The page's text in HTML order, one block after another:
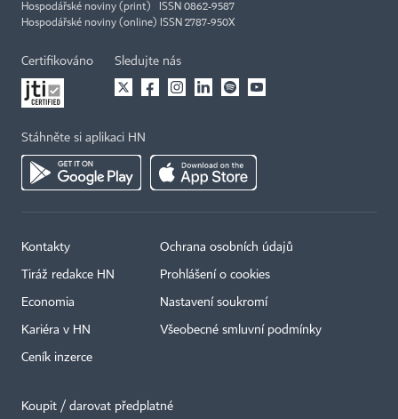
Hospodářské noviny (print) ISSN 0862-9587
Hospodářské noviny (online) ISSN 2787-950X
Certifikováno Sledujte nás
Stáhněte si aplikaci HN
Kontakty
Tiráž redakce HN
Economia
Kariéra v HN
Ceník inzerce
Ochrana osobních údajů
Prohlášení o cookies
Nastavení soukromí
Všeobecné smluvní podmínky
Koupit / darovat předplatné